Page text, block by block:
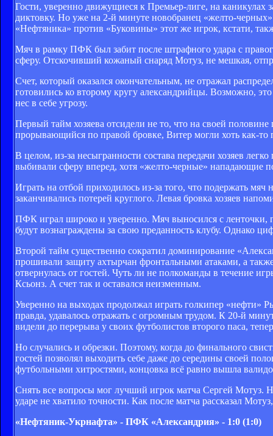
Гости, уверенно движущиеся к Премьер-лиге, на каникулах
диктовку. Но уже на 2-й минуте новобранец «желто-
«Нефтяника» против «Буковины» этот же игрок, кстати,
Мяч в рамку ПФК был забит после штрафного удара с
сферу. Отскочивший кожаный снаряд Мотуз, не мешкая,
Счет, который оказался окончательным, не отражал
готовились ко второму кругу александрийцы. Возможно,
нес в себе угрозу.
Первый тайм хозяева отсидели не то, что на своей
прорывающийся по правой бровке, Витер могли хоть как-то
В целом, из-за несыгранности состава передачи хозяев
выбивали сферу вперед, хотя «желто-черные» нападающие
Играть на отбой приходилось из-за того, что подержать
заканчивались потерей круглого. Левая бровка хозяев
ПФК играл широко и уверенно. Мяч выносился с ленточки,
будут вознаграждены за свою преданность клубу. Однако
Второй тайм существенно сократил доминирование
прошивали защиту ахтырчан фронтальными атаками, а
отвернулась от гостей. Чуть ли не полкоманды в течение
Ксьонз. А счет так и оставался неизменным.
Уверенно на выходах продолжал играть голкипер «нефти»
правда, удавалось отражать с огромным трудом. К 20-й
видели до перерыва у своих футболистов второго паса,
Но случались и обрезки. Поэтому, когда до финального
гостей позволял выходить себе даже до середины своей
футбольными хитростями, концовка всё равно вышла
Снять все вопросы мог лучший игрок матча Сергей Мотуз.
ударе не хватило точности. Как после матча рассказал
«Нефтяник-Укрнафта» - ПФК «Александрия» - 1:0 (1:0)